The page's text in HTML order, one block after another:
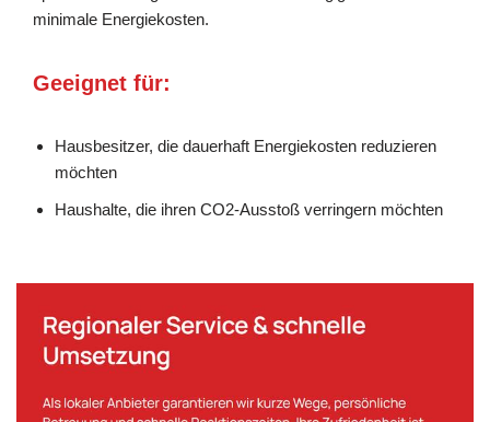
minimale Energiekosten.
Geeignet für:
Hausbesitzer, die dauerhaft Energiekosten reduzieren
möchten
Haushalte, die ihren CO2-Ausstoß verringern möchten